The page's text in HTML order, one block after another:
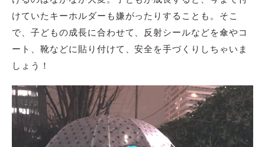
けていたキーホルダーも嫌がったりすることも。そこ
で、子どもの成長に合わせて、反射シールなどを傘やコ
ート、靴などに貼り付けて、安全を手づくりしちゃいま
しょう！